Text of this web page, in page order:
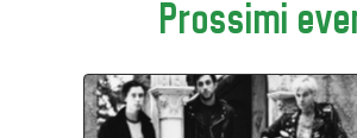
Prossimi